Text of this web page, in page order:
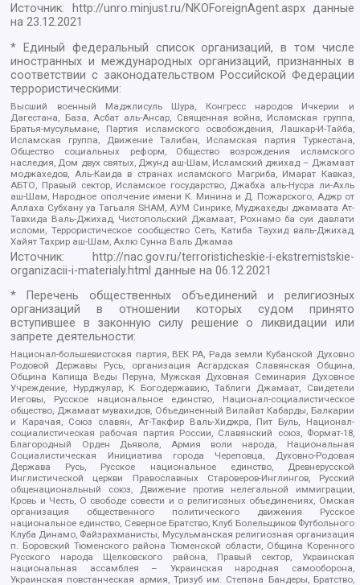
Источник: http://unro.minjust.ru/NKOForeignAgent.aspxданные
на23.12.2021
* Единый федеральный список организаций, в том числе
иностранных и международных организаций, признанных в
соответствии с законодательством Российской Федерации
террористическими:
Высший военный Маджлисуль Шура, Конгресс народов Ичкерии и
Дагестана, База, Асбат аль-Ансар, Священная война, Исламская группа,
Братья-мусульмане, Партия исламского освобождения, Лашкар-И-Тайба,
Исламская группа, Движение Талибан, Исламская партия Туркестана,
Общество социальных реформ, Общество возрождения исламского
наследия, Дом двух святых, Джунд аш-Шам, Исламский джихад – Джамаат
моджахедов, Аль-Каида в странах исламского Магриба, Имарат Кавказ,
АБТО, Правый сектор, Исламское государство, Джабха аль-Нусра ли-Ахль
аш-Шам, Народное ополчение имени К. Минина и Д. Пожарского, Аджр от
Аллаха Субхану уа Тагьаля SHAM, АУМ Синрике, Муджахеды джамаата Ат-
Тавхида Валь-Джихад, Чистопольский Джамаат, Рохнамо ба суи давлати
исломи, Террористическое сообщество Сеть, Катиба Таухид валь-Джихад,
Хайят Тахрир аш-Шам, Ахлю Сунна Валь Джамаа
Источник:
http://nac.gov.ru/terroristicheskie-i-ekstremistskie-
organizacii-i-materialy.html данные на06.12.2021
* Перечень общественных объединений и религиозных
организаций в отношении которых судом принято
вступившее в законную силу решение о ликвидации или
запрете деятельности:
Национал-большевистская партия, ВЕК РА, Рада земли Кубанской Духовно
Родовой Державы Русь, организация Асгардская Славянская Община,
Община Капища Веды Перуна, Мужская Духовная Семинария Духовное
Учреждение, Нурджулар, К Богодержавию, Таблиги Джамаат, Свидетели
Иеговы, Русское национальное единство, Национал-социалистическое
общество, Джамаат мувахидов, Объединенный Вилайат Кабарды, Балкарии
и Карачая, Союз славян, Ат-Такфир Валь-Хиджра, Пит Буль, Национал-
социалистическая рабочая партия России, Славянский союз, Формат-18,
Благородный Орден Дьявола, Армия воли народа, Национальная
Социалистическая Инициатива города Череповца, Духовно-Родовая
Держава Русь, Русское национальное единство, Древнерусской
Инглистической церкви Православных Староверов-Инглингов, Русский
общенациональный союз, Движение против нелегальной иммиграции,
Кровь и Честь, О свободе совести и о религиозных объединениях, Омская
организация общественного политического движения Русское
национальное единство, Северное Братство, Клуб Болельщиков Футбольного
Клуба Динамо, Файзрахманисты, Мусульманская религиозная организация
п. Боровский Тюменского района Тюменской области, Община Коренного
Русского народа Щелковского района, Правый сектор, Украинская
национальная ассамблея – Украинская народная самооборона,
Украинская повстанческая армия, Тризуб им. Степана Бандеры, Братство,